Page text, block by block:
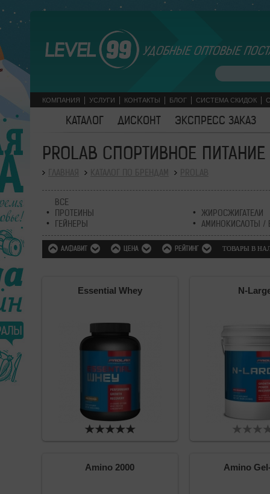
УДОБНЫЕ ОПТОВЫЕ
КОМПАНИЯ УСЛУГИ КОНТАКТЫ БЛОГ СИСТЕМА СКИДОК
КАТАЛОГ ДИСКОНТ ЭКСПРЕСС ЗАКАЗ
PROLAB СПОРТИВНОЕ ПИТАНИЕ
ВСЕ
ПРОТЕИНЫ
ГЕЙНЕРЫ
ЖИРОСЖИГАТЕЛИ
АМИНОКИСЛОТЫ /
АЛФАВИТ ЦЕНА РЕЙТИНГ ТОВАРЫ В
Essential Whey N-
Amino 2000 Amino